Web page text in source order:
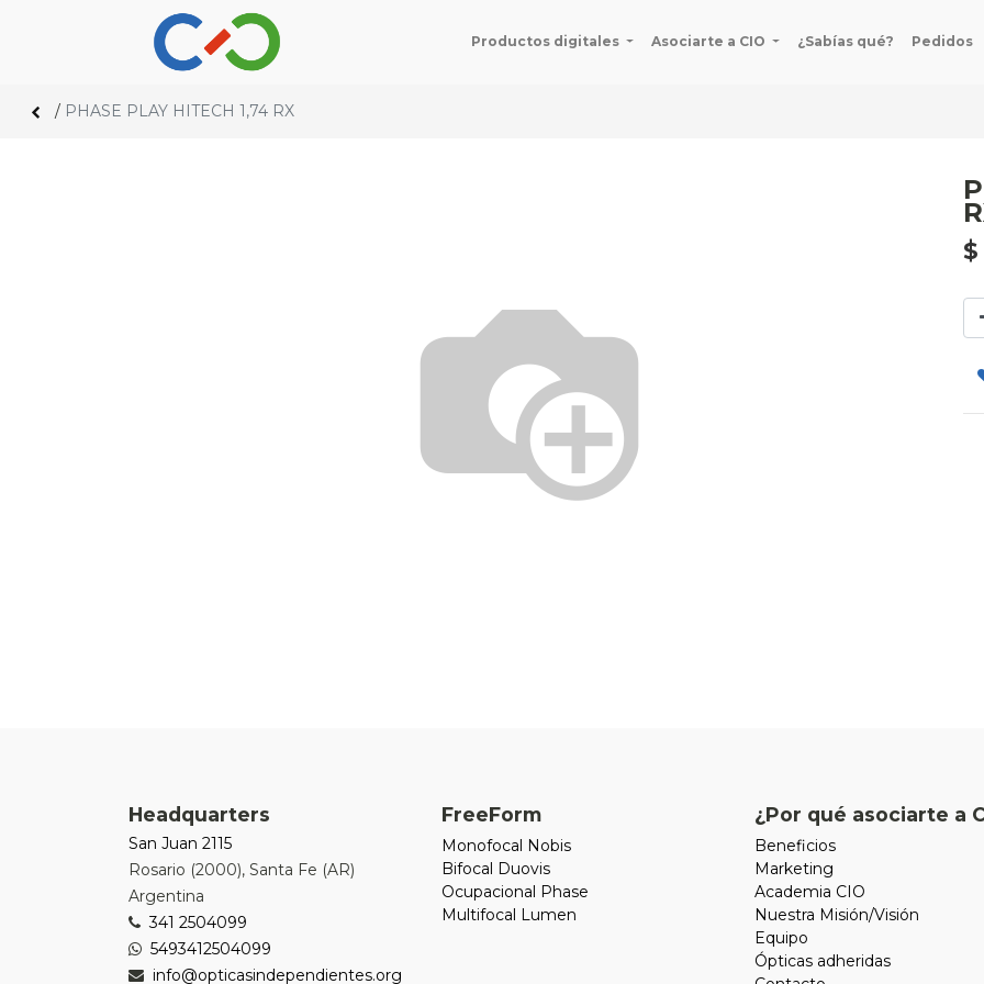
Productos digitales Asociarte a CIO ¿Sabías qué? Pedidos
/ PHASE PLAY HITECH 1,74 RX
$
Headquarters
San Juan 2115
Rosario (2000), Santa Fe (AR)
Argentina
341 2504099
5493412504099
info@opticasindependientes.org
FreeForm
Monofocal Nobis
Bifocal Duovis
Ocupacional Phase
Multifocal Lumen
¿Por qué asociarte a
Beneficios
Marketing
Academia CIO
Nuestra Misión/Visión
Equipo
Ópticas adheridas